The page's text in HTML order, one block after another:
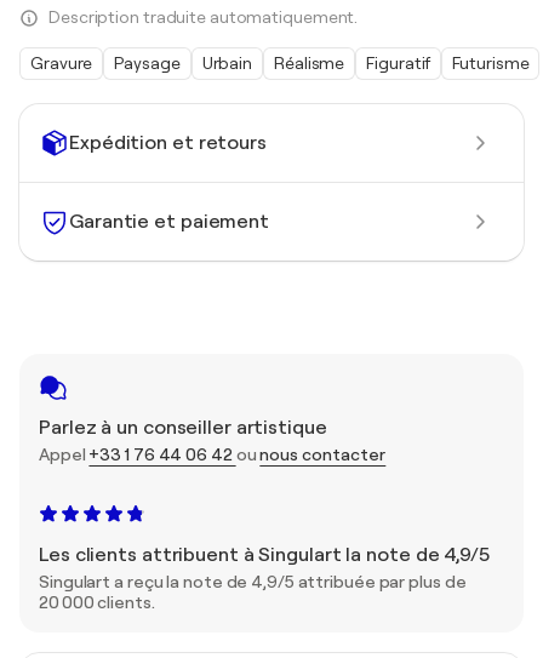
Expédition et retours
Garantie et paiement
Parlez à un conseiller artistique
Appel +33 1 76 44 06 42 ounous contacter
Les clients attribuent à Singulart la note de 4,9/5
Singulart a reçu la note de 4,9/5 attribuée par plus de
20 000 clients.
Description traduite automatiquement.
Gravure Paysage Urbain Réalisme Figuratif Futurisme